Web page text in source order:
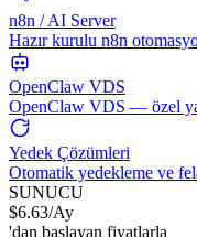
n8n / AI Server
Hazır kurulu n8n
OpenClaw VDS
OpenClaw VDS — özel
Yedek Çözümleri
Otomatik yedekleme ve
SUNUCU
$6.63/Ay
'dan başlayan fiyatlarla